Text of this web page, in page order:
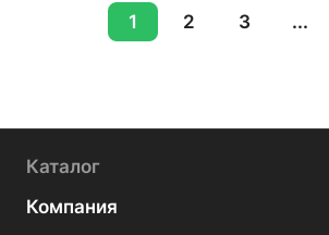
1 2 3 ...
Каталог
Компания